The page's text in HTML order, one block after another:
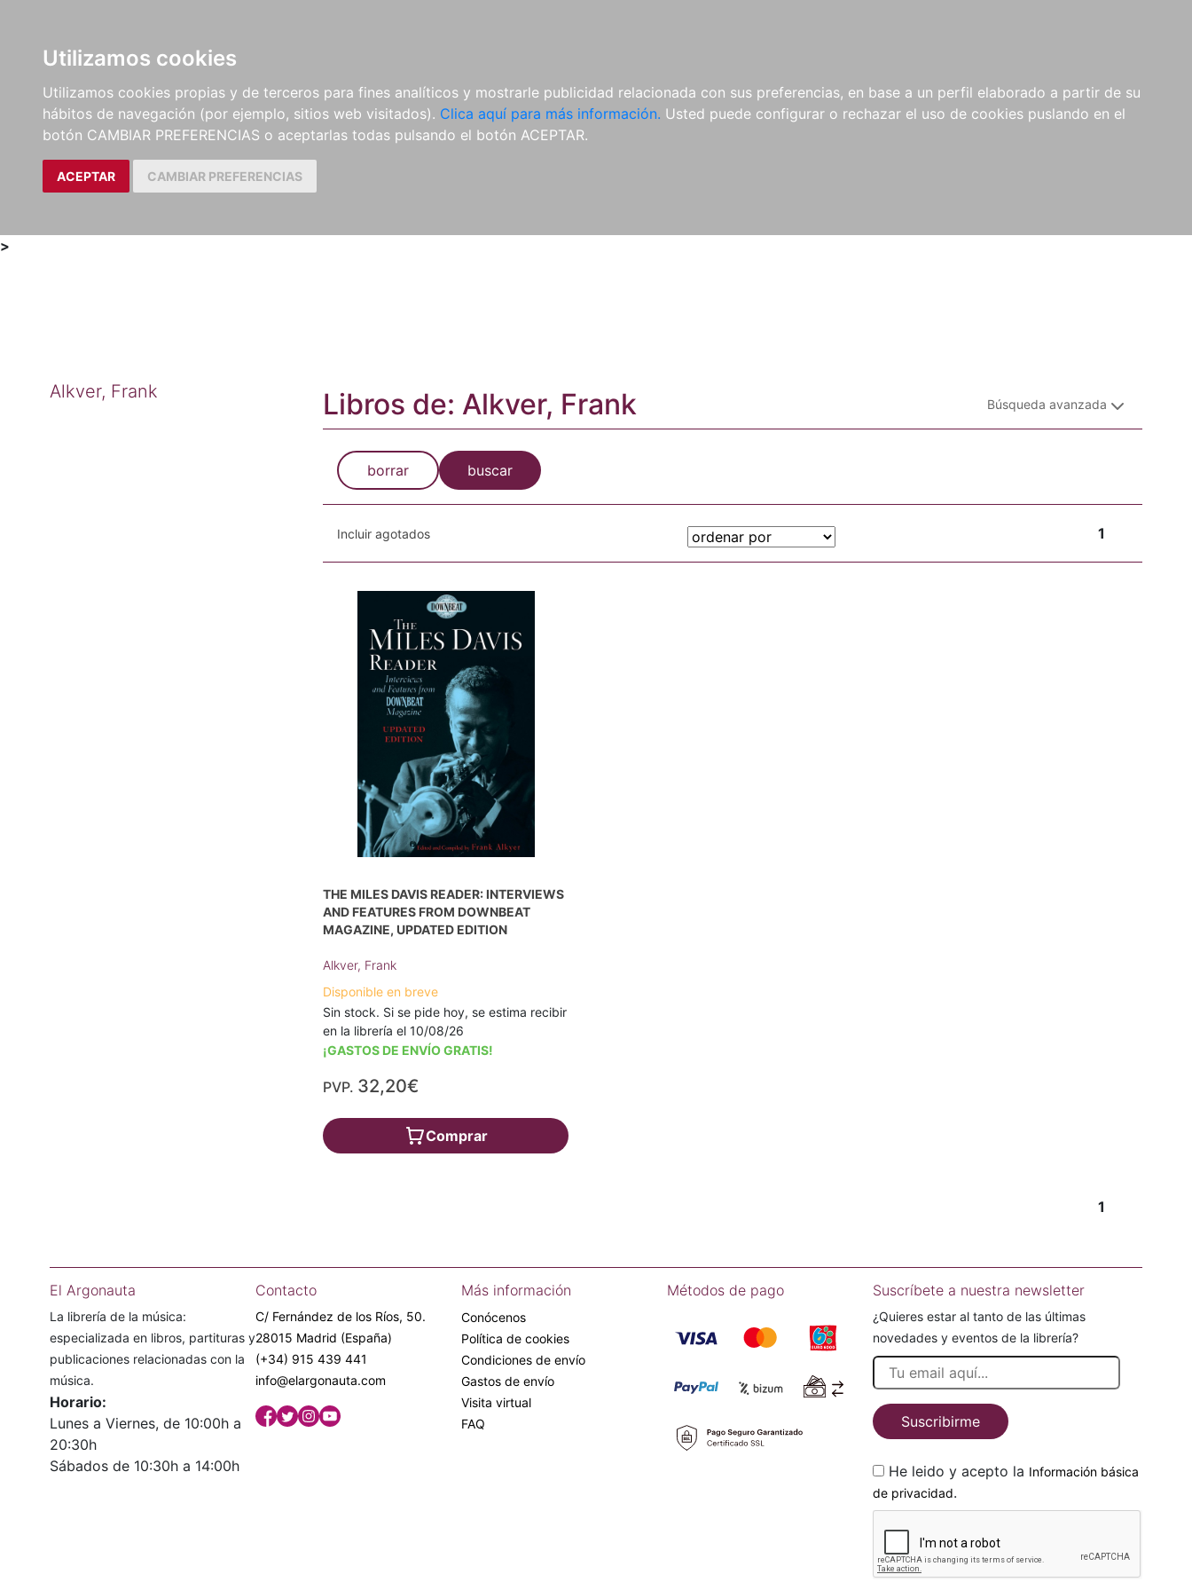
Utilizamos cookies
Utilizamos cookies propias y de terceros para fines analíticos y mostrarle publicidad relacionada con sus preferencias, en base a un perfil elaborado a partir de su
hábitos de navegación (por ejemplo, sitios web visitados). Clica aquí para más información. Usted puede configurar o rechazar el uso de cookies puslando en el
botón CAMBIAR PREFERENCIAS o aceptarlas todas pulsando el botón ACEPTAR.
ACEPTAR CAMBIAR PREFERENCIAS
LIBROS
MÉTODOS Y
EJERCICIOS
PARTITURAS Y EDICIONES
CRÍTICAS
REVISTAS
CDS Y
DVDS
MATERIAL
COMPLEMENTARIO
NOVEDADES NOTICIAS
COMPRAS
INSTITUCIONALES
>
Alkver, Frank Libros de: Alkver, Frank Búsqueda avanzada
borrar buscar
Incluir agotados 1
THE MILES DAVIS READER: INTERVIEWS
AND FEATURES FROM DOWNBEAT
MAGAZINE, UPDATED EDITION
Alkver, Frank
Disponible en breve
Sin stock. Si se pide hoy, se estima recibir
en la librería el 10/08/26
¡GASTOS DE ENVÍO GRATIS!
PVP. 32,20€
Comprar
1
El Argonauta
La librería de la música:
especializada en libros, partituras y
publicaciones relacionadas con la
música.
Horario:
Lunes a Viernes, de 10:00h a
20:30h
Sábados de 10:30h a 14:00h
Contacto
C/ Fernández de los Ríos, 50.
28015 Madrid (España)
(+34) 915 439 441
info@elargonauta.com
Más información
Conócenos
Política de cookies
Condiciones de envío
Gastos de envío
Visita virtual
FAQ
Métodos de pago Suscríbete a nuestra newsletter
¿Quieres estar al tanto de las últimas
novedades y eventos de la librería?
Suscribirme
He leido y acepto la Información básica
de privacidad.